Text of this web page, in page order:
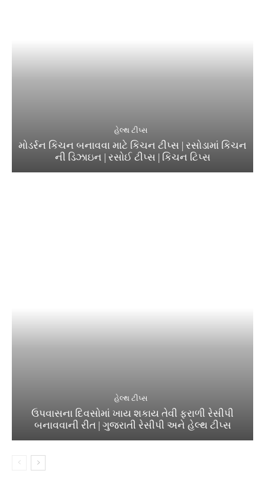
હેલ્થ ટીપ્સ
મોડર્રન કિચન બનાવવા માટે કિચન ટીપ્સ | રસોડામાં કિચન
ની ડિઝાઇન | રસોઈ ટીપ્સ | કિચન ટિપ્સ
હેલ્થ ટીપ્સ
ઉપવાસના દિવસોમાં ખાય શકાય તેવી ફરાળી રેસીપી
બનાવવાની રીત | ગુજરાતી રેસીપી અને હેલ્થ ટીપ્સ